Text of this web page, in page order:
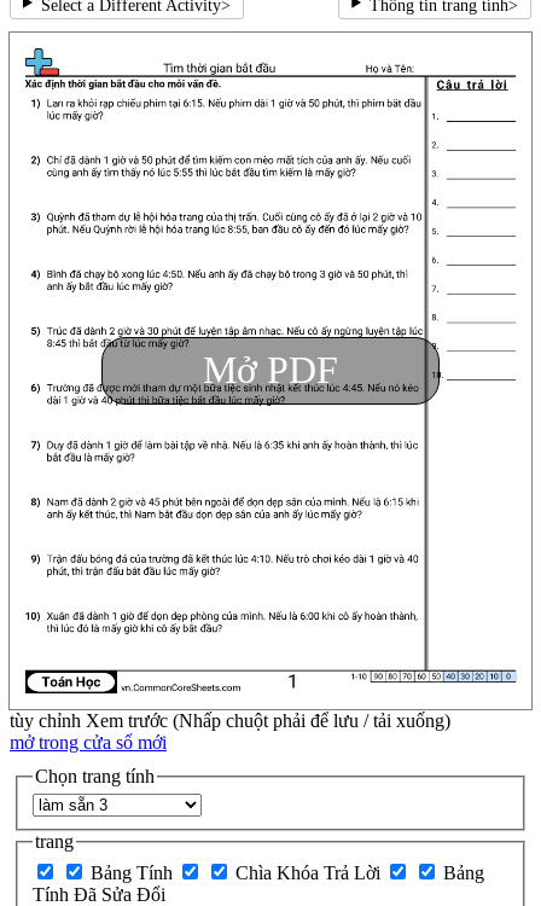
Select a Different Activity> Thông tin trang tính>
Mở PDF
tùy chỉnh Xem trước (Nhấp chuột phải để lưu / tải xuống)
mở trong cửa sổ mới
Chọn trang tính
trang
Bảng Tính
Chìa Khóa Trả Lời
Bảng
Tính Đã Sửa Đổi